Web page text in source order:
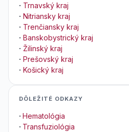
· Trnavský kraj
· Nitriansky kraj
· Trenčiansky kraj
· Banskobystrický kraj
· Žilinský kraj
· Prešovský kraj
· Košický kraj
DÔLEŽITÉ ODKAZY
· Hematológia
· Transfuziológia